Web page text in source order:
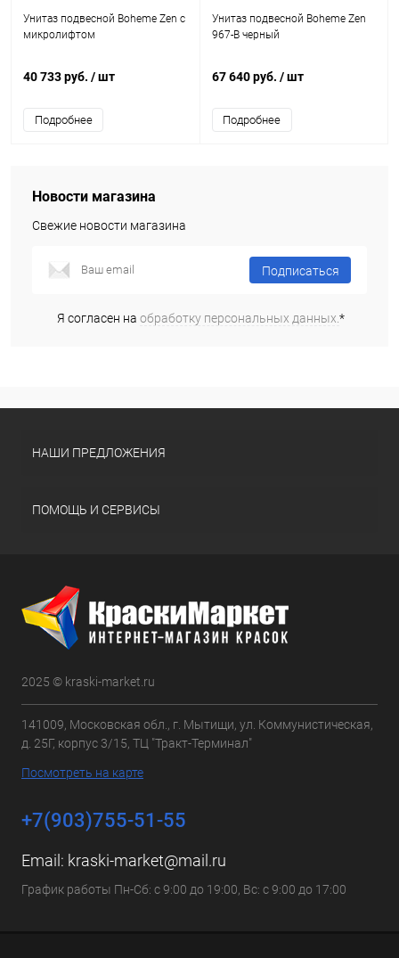
Унитаз подвесной Boheme Zen с
микролифтом
40 733 руб. / шт
Подробнее
Унитаз подвесной Boheme Zen
967-B черный
67 640 руб. / шт
Подробнее
Новости магазина
Свежие новости магазина
Подписаться
Я согласен на обработку персональных данных.*
НАШИ ПРЕДЛОЖЕНИЯ
ПОМОЩЬ И СЕРВИСЫ
2025 © kraski-market.ru
141009, Московская обл., г. Мытищи, ул. Коммунистическая,
д. 25Г, корпус 3/15, ТЦ "Тракт-Терминал"
Посмотреть на карте
+7(903)755-51-55
Email: kraski-market@mail.ru
График работы Пн-Сб: с 9:00 до 19:00, Вс: с 9:00 до 17:00